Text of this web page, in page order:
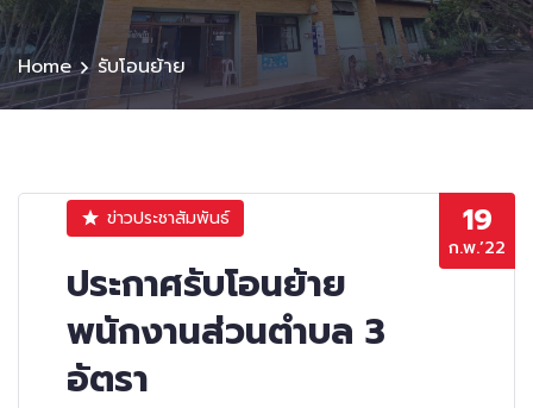
Home รับโอนย้าย
19
ก.พ.’22
ข่าวประชาสัมพันธ์
ประกาศรับโอนย้าย
พนักงานส่วนตำบล 3
อัตรา